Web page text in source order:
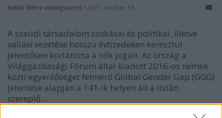
Kettős Mérce vendégszerző • 2017. október 18.
A szaúdi társadalom szokásai és politikai, illetve
vallási vezetése hosszú évtizedeken keresztül
jelentősen korlátozta a nők jogait. Az ország a
Világgazdasági Fórum által kiadott 2016-os nemek
közti egyenlőséget felmérő Global Gender Gap (GGG)
jelentése alapján a 141-ik helyen áll a listán
szereplő…